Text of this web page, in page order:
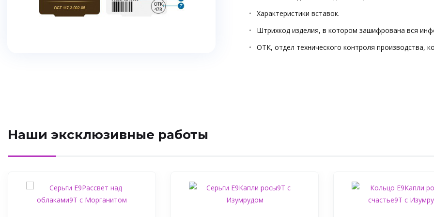
Характеристики вставок.
Штрихкод изделия, в котором зашифрована вся
ОТК, отдел технического контроля производства,
Наши эксклюзивные работы